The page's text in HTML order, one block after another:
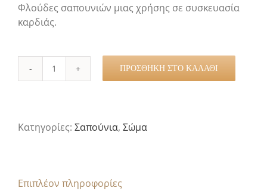
Φλούδες σαπουνιών μιας χρήσης σε συσκευασία
καρδιάς.
Hearts
ΠΡΟΣΘΉΚΗ ΣΤΟ ΚΑΛΆΘΙ
Κατηγορίες: Σαπούνια, Σώμα
Επιπλέον πληροφορίες